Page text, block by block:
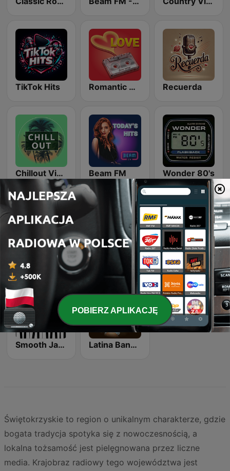
TikTok Hits Romantic Vibes Recuerda
Chillout Vibes Beam FM Wonder 80's
Rewind 2000's Top 90's Dance Machine
Smooth Jazz - Groov Latina Bandida!
Świętokrzyskie to region o unikalnym charakterze, gdzie
bogata tradycja spotyka się z nowoczesnością, a
lokalna tożsamość jest pielęgnowana przez liczne
media. Krajobraz radiowy tego województwa jest
POBIERZ APLIKACJĘ